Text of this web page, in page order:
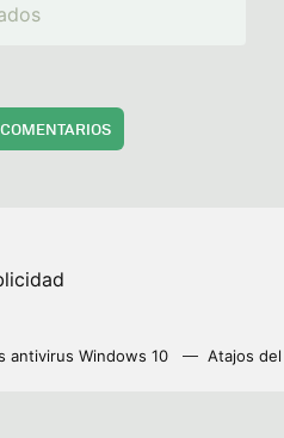
antivirus Windows 10 Atajos